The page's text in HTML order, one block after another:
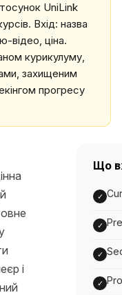
UniLink
Вхід: назва
відео, ціна.
курикулуму,
захищеним
прогресу
і
Що
✓
✓
✓
✓